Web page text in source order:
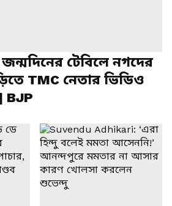
টেবিলে নগদের
TMC নেতার ভিডিও
BJP